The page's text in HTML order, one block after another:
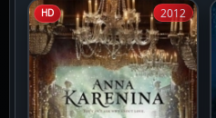
HD 2012